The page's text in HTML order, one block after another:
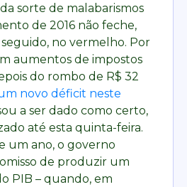
sorte de malabarismos
de 2016 não feche,
no vermelho. Por
aumentos de impostos
do rombo de R$ 32
novo déficit neste
a ser dado como certo,
até esta quinta-feira.
um ano, o governo
de produzir um
PIB – quando, em